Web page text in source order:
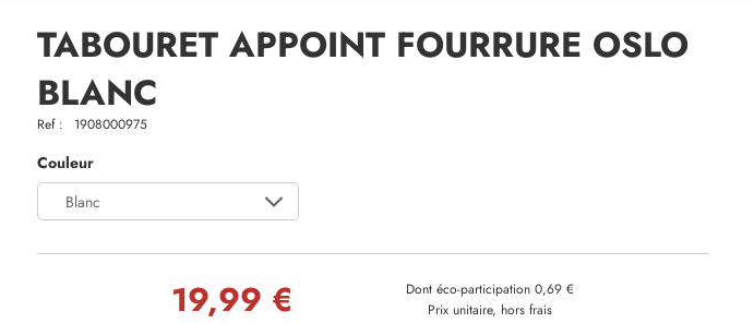
TABOURET APPOINT FOURRURE OSLO
BLANC
Ref : 1908000975
Couleur
Blanc
19,99 €
Dont éco-participation 0,69 €
Prix unitaire, hors frais